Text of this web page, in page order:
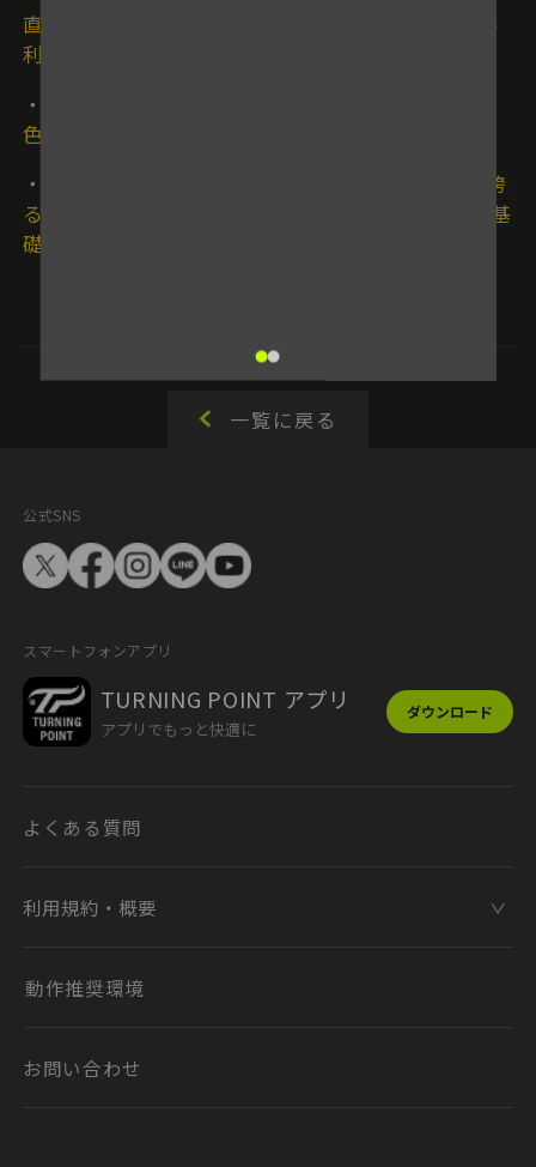
直伝｢幼児野球指導｣ 公式戦未勝チームへ授けた｢勝
利の秘訣｣
・
色中は なぜ選手が伸びるのか
・
取手リトルシニア監督 石崎学｜3度の全国制覇を誇
るリトルシニア監督から学ぶ 選手の未来をつくる基
礎練習
一覧に戻る
公式SNS
スマートフォンアプリ
TURNING POINT アプリ
アプリでもっと快適に
ダウンロード
よくある質問
利用規約・概要
動作推奨環境
お問い合わせ